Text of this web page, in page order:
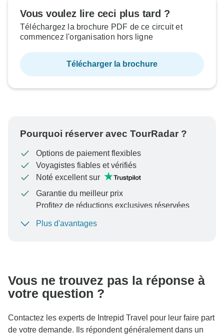
Vous voulez lire ceci plus tard ?
Téléchargez la brochure PDF de ce circuit et
commencez l'organisation hors ligne
Télécharger la brochure
Pourquoi réserver avec TourRadar ?
Options de paiement flexibles
Voyagistes fiables et vérifiés
Noté excellent sur
Garantie du meilleur prix
Profitez de réductions exclusives réservées
Plus d'avantages
Vous ne trouvez pas la réponse à
votre question ?
Contactez les experts de Intrepid Travel pour leur faire part
de votre demande. Ils répondent généralement dans un